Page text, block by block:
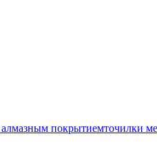
алмазным покрытиемточилки